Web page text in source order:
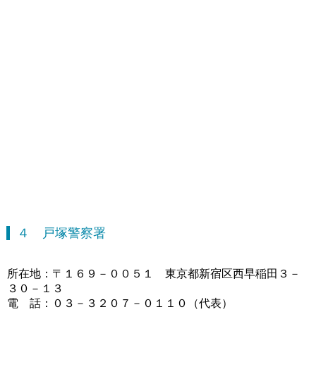
４ 戸塚警察署
所在地：〒１６９－００５１ 東京都新宿区西早稲田３－
３０－１３
電 話：０３－３２０７－０１１０（代表）